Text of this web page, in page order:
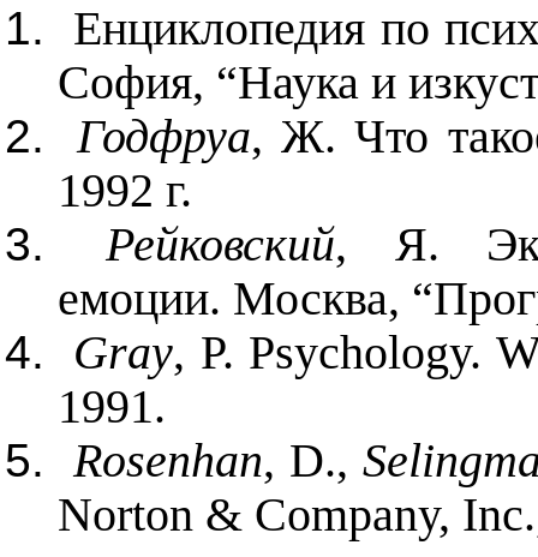
Енциклопедия по
София, “Наука и
Годфруа, Ж. Что
1992 г.
Рейковский, Я.
емоции. Москва,
Gray, P. Psychology.
1991.
Rosenhan, D.,
Norton & Company,